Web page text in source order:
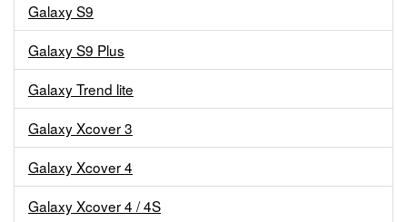
Galaxy S9
Galaxy S9 Plus
Galaxy Trend lite
Galaxy Xcover 3
Galaxy Xcover 4
Galaxy Xcover 4 / 4S